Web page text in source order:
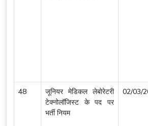
48
जूनियर मेडिकल लेबोरेटरी
टेक्नोलॉजिस्ट के पद पर
भर्ती नियम
02/03/